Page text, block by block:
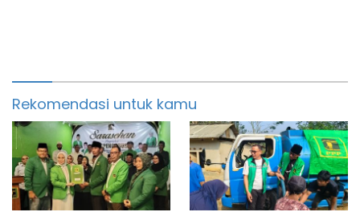
Rekomendasi untuk kamu